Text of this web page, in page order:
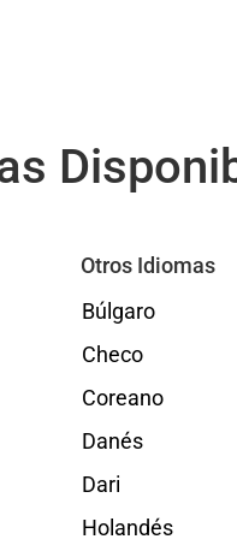
Otros Idiomas
Búlgaro
Checo
Coreano
Danés
Dari
Holandés